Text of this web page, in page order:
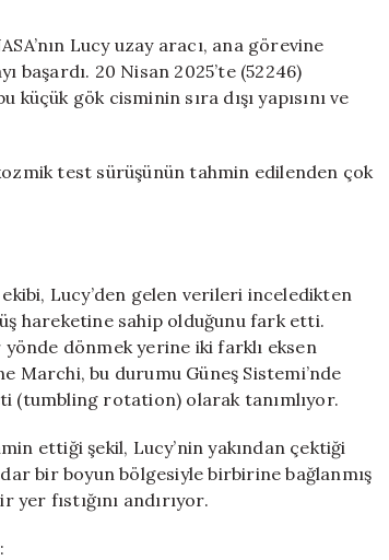
bir
yer
fıstığı’
buldu:
isim
Lucy uzay aracı, ana görevine
başardı. 20 Nisan 2025’te (52246)
gök cisminin sıra dışı yapısını ve
test sürüşünün tahmin edilenden çok
Lucy’den gelen verileri inceledikten
hareketine sahip olduğunu fark etti.
dönmek yerine iki farklı eksen
Marchi, bu durumu Güneş Sistemi’nde
(tumbling rotation) olarak tanımlıyor.
ettiği şekil, Lucy’nin yakından çektiği
bir boyun bölgesiyle birbirine bağlanmış
fıstığını andırıyor.